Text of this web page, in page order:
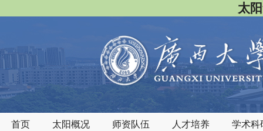
太
首页 太阳概况 师资队伍 人才培养 学术科